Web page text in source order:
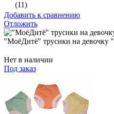
(11)
Добавить к сравнению
Отложить
"МоёДитё" трусики на девочку
Нет в наличии
Под заказ